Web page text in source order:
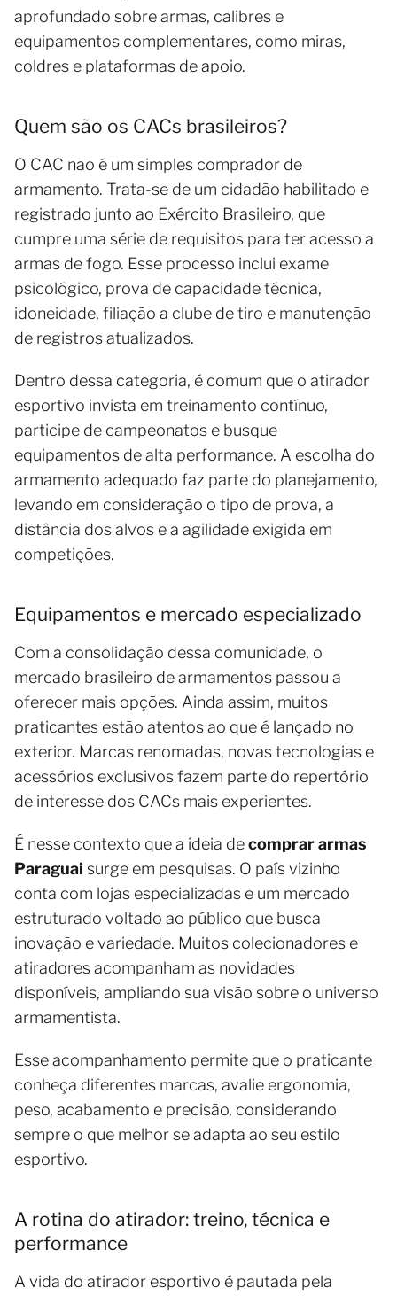
aprofundado sobre armas, calibres e
equipamentos complementares, como miras,
coldres e plataformas de apoio.
Quem são os CACs brasileiros?
O CAC não é um simples comprador de
armamento. Trata-se de um cidadão habilitado e
registrado junto ao Exército Brasileiro, que
cumpre uma série de requisitos para ter acesso a
armas de fogo. Esse processo inclui exame
psicológico, prova de capacidade técnica,
idoneidade, filiação a clube de tiro e manutenção
de registros atualizados.
Dentro dessa categoria, é comum que o atirador
esportivo invista em treinamento contínuo,
participe de campeonatos e busque
equipamentos de alta performance. A escolha do
armamento adequado faz parte do planejamento,
levando em consideração o tipo de prova, a
distância dos alvos e a agilidade exigida em
competições.
Equipamentos e mercado especializado
Com a consolidação dessa comunidade, o
mercado brasileiro de armamentos passou a
oferecer mais opções. Ainda assim, muitos
praticantes estão atentos ao que é lançado no
exterior. Marcas renomadas, novas tecnologias e
acessórios exclusivos fazem parte do repertório
de interesse dos CACs mais experientes.
É nesse contexto que a ideia decomprar armas
Paraguai surge em pesquisas. O país vizinho
conta com lojas especializadas e um mercado
estruturado voltado ao público que busca
inovação e variedade. Muitos colecionadores e
atiradores acompanham as novidades
disponíveis, ampliando sua visão sobre o universo
armamentista.
Esse acompanhamento permite que o praticante
conheça diferentes marcas, avalie ergonomia,
peso, acabamento e precisão, considerando
sempre o que melhor se adapta ao seu estilo
esportivo.
A rotina do atirador: treino, técnica e
performance
A vida do atirador esportivo é pautada pela